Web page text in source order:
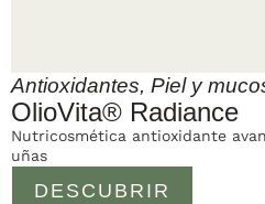
Antioxidantes, Piel y
OlioVita® Radiance
DESCUBRIR
Nutricosmética antioxidante
uñas